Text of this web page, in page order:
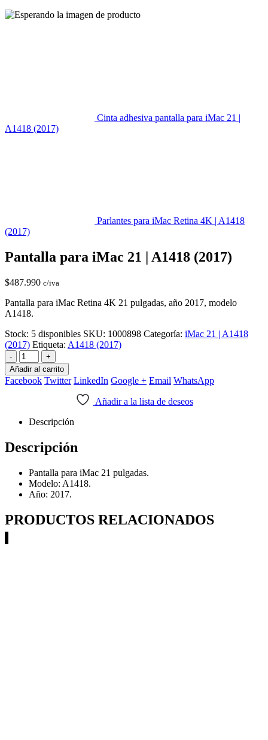
Cinta adhesiva pantalla para iMac 21 |
A1418 (2017)
Parlantes para iMac Retina 4K | A1418
(2017)
Pantalla para iMac 21 | A1418 (2017)
$487.990 c/iva
Pantalla para iMac Retina 4K 21 pulgadas, año 2017, modelo
A1418.
Stock: 5 disponibles SKU: 1000898 Categoría: iMac 21 | A1418
(2017) Etiqueta: A1418 (2017)
-
+
Añadir al carrito
Facebook Twitter LinkedIn Google + Email WhatsApp
Añadir a la lista de deseos
Descripción
Descripción
Pantalla para iMac 21 pulgadas.
Modelo: A1418.
Año: 2017.
PRODUCTOS RELACIONADOS